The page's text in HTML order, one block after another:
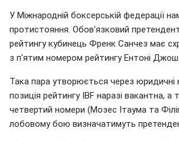
У Міжнародній боксерській федерації
протистояння. Обов'язковий
рейтингу кубинець Френк Санчез має
з п'ятим номером рейтингу Ентоні
Така пара утворюється через юридичні
позиція рейтингу IBF наразі вакантна, а
четвертий номери (Мозес Ітаума та
лобовому бою визначатимуть